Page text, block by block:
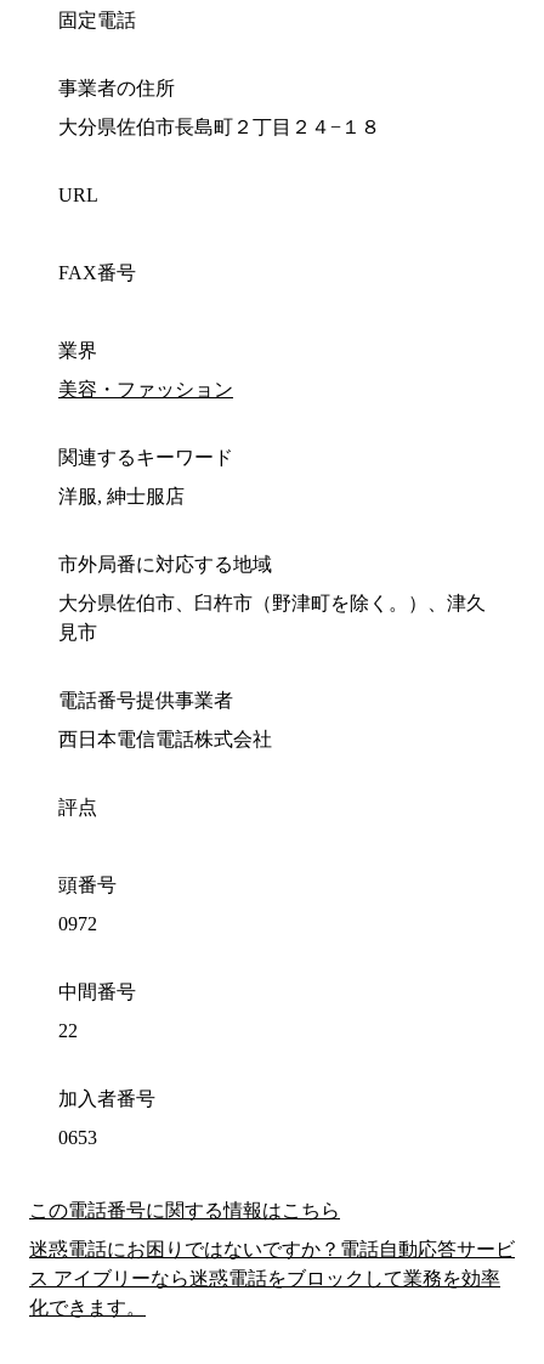
固定電話
事業者の住所
大分県佐伯市長島町２丁目２４−１８
URL
FAX番号
業界
美容・ファッション
関連するキーワード
洋服, 紳士服店
市外局番に対応する地域
大分県佐伯市、臼杵市（野津町を除く。）、津久
見市
電話番号提供事業者
西日本電信電話株式会社
評点
頭番号
0972
中間番号
22
加入者番号
0653
この電話番号に関する情報はこちら
迷惑電話にお困りではないですか？電話自動応答サービ
ス アイブリーなら迷惑電話をブロックして業務を効率
化できます。